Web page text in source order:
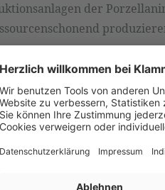
der
online anfragen oder